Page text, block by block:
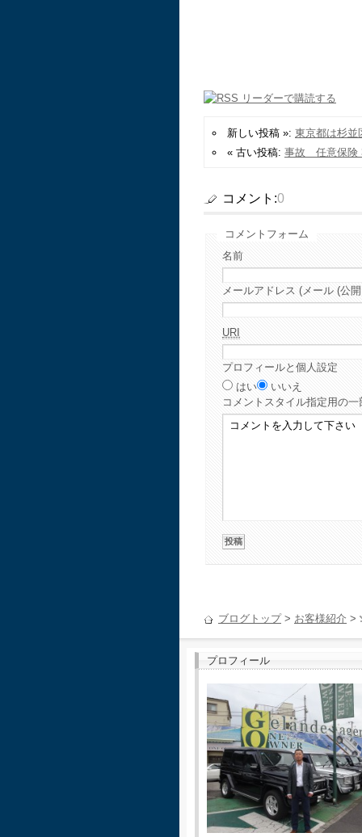
新しい投稿 »: 東京都は杉並
« 古い投稿: 事故 任意保険
コメント:0
コメントフォーム
名前
メールアドレス (メール (公
URI
プロフィールと個人設定
はい
いいえ
コメント スタイル指定用の一
ブログトップ> お客様紹介 >
プロフィール